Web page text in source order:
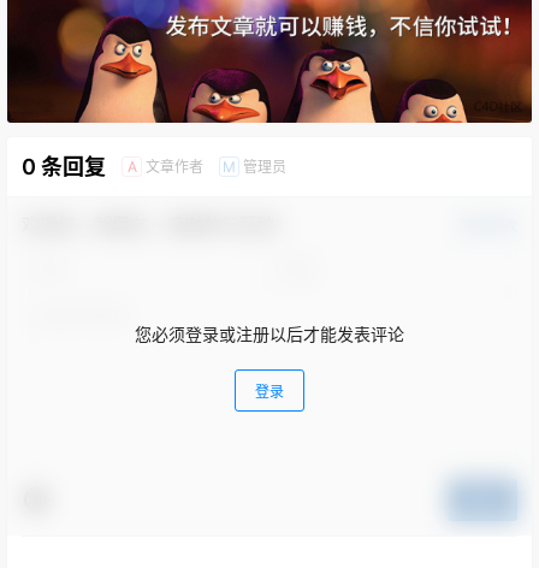
0 条回复 A 文章作者 M 管理员
您必须登录或注册以后才能发表评论
登录